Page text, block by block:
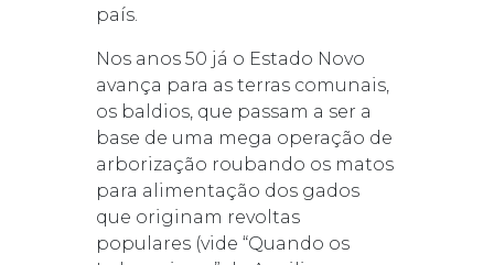
país.
Nos anos 50 já o Estado Novo
avança para as terras comunais,
os baldios, que passam a ser a
base de uma mega operação de
arborização roubando os matos
para alimentação dos gados
que originam revoltas
populares (vide “Quando os